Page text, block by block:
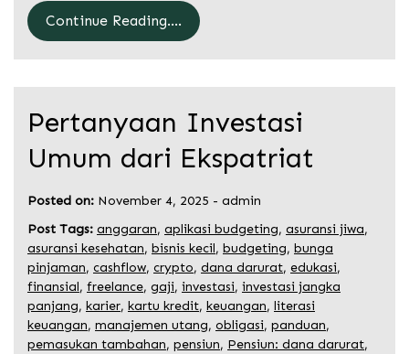
Continue Reading....
Pertanyaan Investasi
Umum dari Ekspatriat
Posted on: November 4, 2025 - admin
Post Tags: anggaran, aplikasi budgeting, asuransi jiwa,
asuransi kesehatan, bisnis kecil, budgeting, bunga
pinjaman, cashflow, crypto, dana darurat, edukasi,
finansial, freelance, gaji, investasi, investasi jangka
panjang, karier, kartu kredit, keuangan, literasi
keuangan, manajemen utang, obligasi, panduan,
pemasukan tambahan, pensiun, Pensiun: dana darurat,